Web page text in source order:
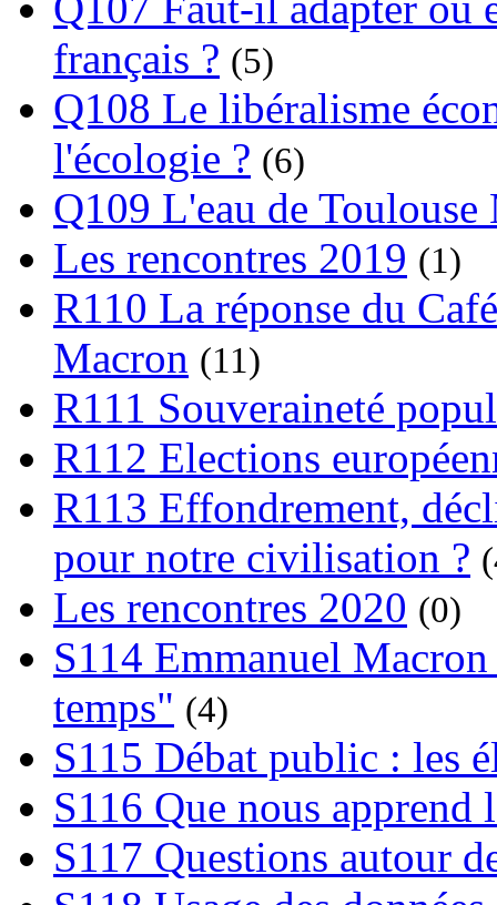
français ? (5)
Q108 Le libéralisme
l'écologie ? (6)
Q109 L'eau de
Les rencontres 2019 (1)
R110 La réponse du
Macron (11)
R111 Souveraineté
R112 Elections
R113 Effondrement,
pour notre civilisation ?
Les rencontres 2020 (0)
S114 Emmanuel
temps" (4)
S115 Débat public : les
S116 Que nous apprend
S117 Questions autour